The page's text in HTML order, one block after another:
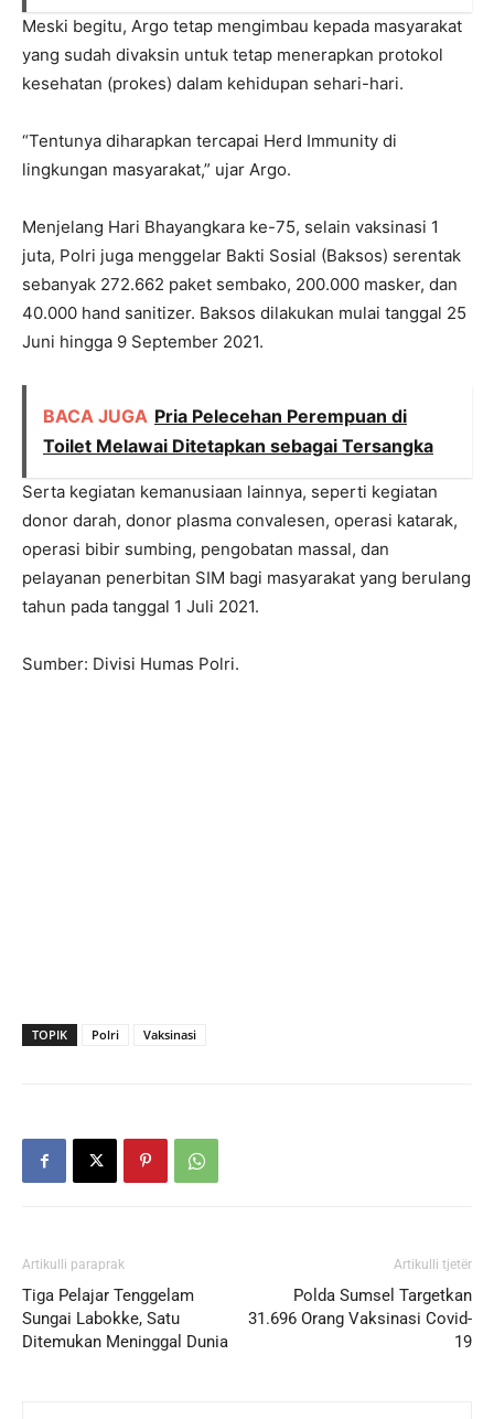
Meski begitu, Argo tetap mengimbau kepada masyarakat
yang sudah divaksin untuk tetap menerapkan protokol
kesehatan (prokes) dalam kehidupan sehari-hari.
“Tentunya diharapkan tercapai Herd Immunity di
lingkungan masyarakat,” ujar Argo.
Menjelang Hari Bhayangkara ke-75, selain vaksinasi 1
juta, Polri juga menggelar Bakti Sosial (Baksos) serentak
sebanyak 272.662 paket sembako, 200.000 masker, dan
40.000 hand sanitizer. Baksos dilakukan mulai tanggal 25
Juni hingga 9 September 2021.
BACA JUGA Pria Pelecehan Perempuan di
Toilet Melawai Ditetapkan sebagai Tersangka
Serta kegiatan kemanusiaan lainnya, seperti kegiatan
donor darah, donor plasma convalesen, operasi katarak,
operasi bibir sumbing, pengobatan massal, dan
pelayanan penerbitan SIM bagi masyarakat yang berulang
tahun pada tanggal 1 Juli 2021.
Sumber: Divisi Humas Polri.
TOPIK Polri Vaksinasi
Artikulli paraprak
Tiga Pelajar Tenggelam
Sungai Labokke, Satu
Ditemukan Meninggal Dunia
Artikulli tjetër
Polda Sumsel Targetkan
31.696 Orang Vaksinasi Covid-
19